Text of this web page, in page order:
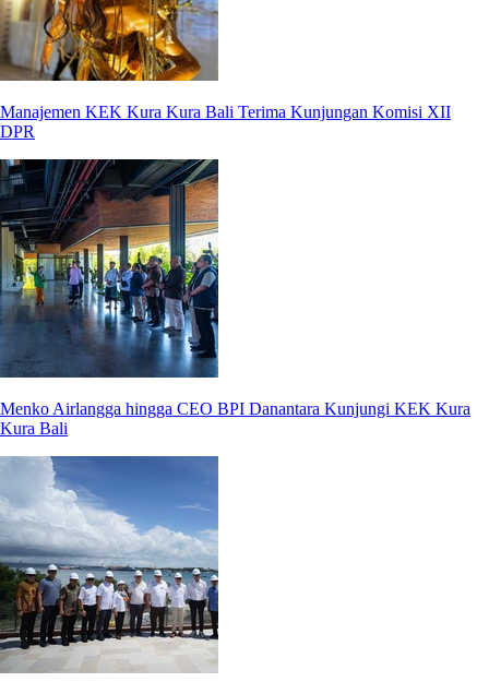
Manajemen KEK Kura Kura Bali Terima Kunjungan Komisi XII
DPR
Menko Airlangga hingga CEO BPI Danantara Kunjungi KEK Kura
Kura Bali